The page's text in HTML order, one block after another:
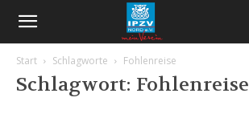
Start Schlagworte Fohlenreise
Schlagwort: Fohlenreise